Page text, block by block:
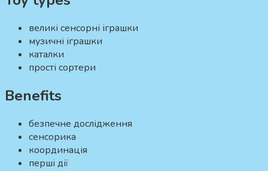
великі сенсорні іграшки
музичні іграшки
каталки
прості сортери
Benefits
безпечне дослідження
сенсорика
координація
перші дії